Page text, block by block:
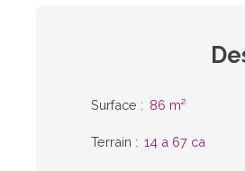
Surface : 86 m²
Terrain : 14 a 67 ca